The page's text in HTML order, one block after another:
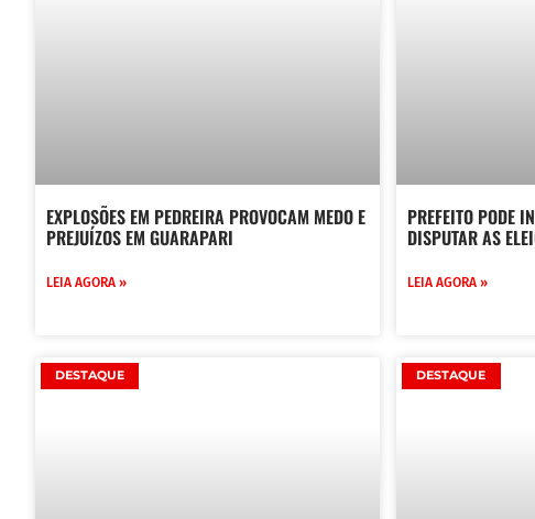
EXPLOSÕES EM PEDREIRA PROVOCAM MEDO E
PREJUÍZOS EM GUARAPARI
LEIA AGORA »
PREFEITO PODE
DISPUTAR AS
LEIA AGORA »
DESTAQUE DESTAQUE